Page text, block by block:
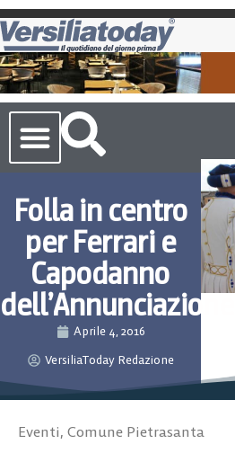
Folla in centro
per Ferrari e
Capodanno
dell’Annunciazione
Aprile 4, 2016
VersiliaToday Redazione
Eventi, Comune Pietrasanta